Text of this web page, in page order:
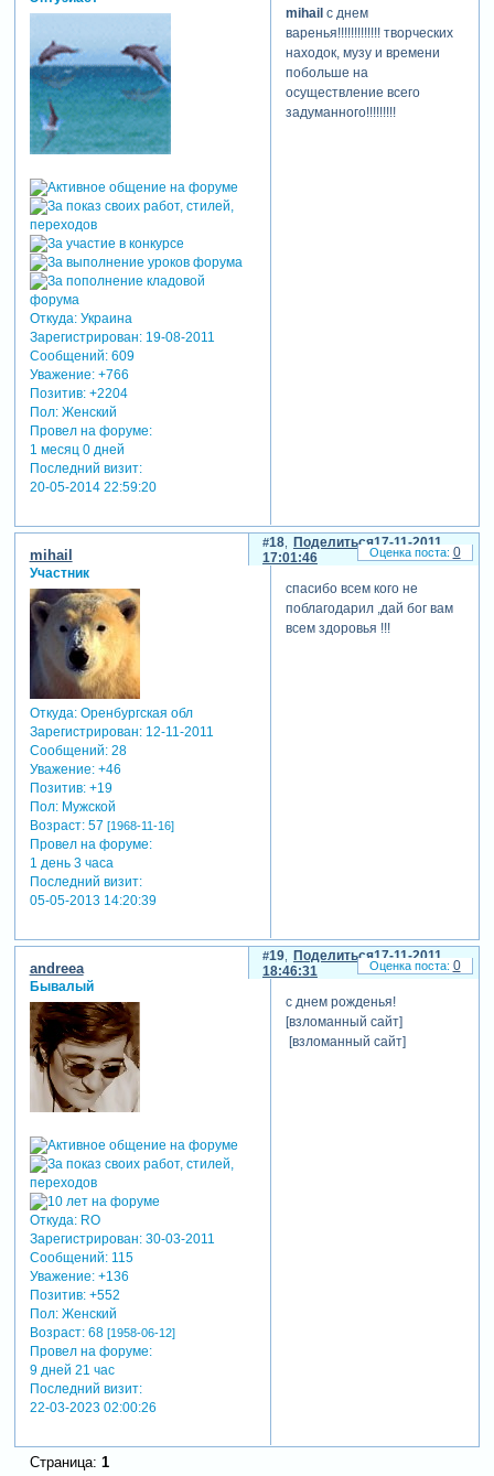
Откуда:Украина
Зарегистрирован: 19-08-2011
Сообщений:609
Уважение: +766
Позитив: +2204
Пол:Женский
Провел на форуме:
1 месяц 0 дней
Последний визит:
20-05-2014 22:59:20
mihail с днем
варенья!!!!!!!!!!!!! творческих
находок, музу и времени
побольше на
осуществление всего
задуманного!!!!!!!!!
Поделиться
18
17-11-2011
17:01:46
mihail
Участник
Откуда:Оренбургская обл
Зарегистрирован: 12-11-2011
Сообщений:28
Уважение: +46
Позитив: +19
Пол:Мужской
Возраст:57 [1968-11-16]
Провел на форуме:
1 день 3 часа
Последний визит:
05-05-2013 14:20:39
спасибо всем кого не
поблагодарил ,дай бог вам
всем здоровья !!!
0
Поделиться
19
17-11-2011
18:46:31
andreea
Бывалый
Откуда:RO
Зарегистрирован: 30-03-2011
Сообщений:115
Уважение: +136
Позитив: +552
Пол:Женский
Возраст:68 [1958-06-12]
Провел на форуме:
9 дней 21 час
Последний визит:
22-03-2023 02:00:26
с днем рожденья!
[взломанный сайт]
[взломанный сайт]
0
Страница: 1